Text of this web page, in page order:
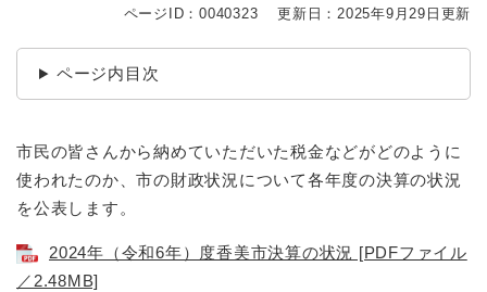
ページID：0040323 更新日：2025年9月29日更新
ページ内目次
市民の皆さんから納めていただいた税金などがどのように
使われたのか、市の財政状況について各年度の決算の状況
を公表します。
2024年（令和6年）度香美市決算の状況 [PDFファイル
／2.48MB]